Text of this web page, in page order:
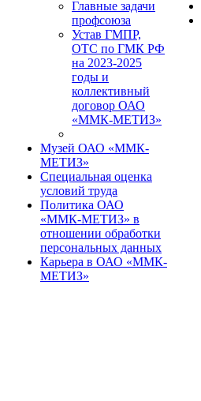
Главные задачи
профсоюза
Устав ГМПР,
ОТС по ГМК РФ
на 2023-2025
годы и
коллективный
договор ОАО
«ММК-МЕТИЗ»
Музей ОАО «ММК-
МЕТИЗ»
Специальная оценка
условий труда
Политика ОАО
«ММК-МЕТИЗ» в
отношении обработки
персональных данных
Карьера в ОАО «ММК-
МЕТИЗ»